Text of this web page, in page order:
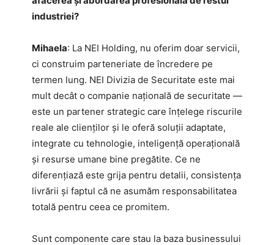
industriei?
Mihaela: La NEI Holding, nu oferim doar servicii,
ci construim parteneriate de încredere pe
termen lung. NEI Divizia de Securitate este mai
mult decât o companie naţională de securitate —
este un partener strategic care înțelege riscurile
reale ale clienților și le oferă soluții adaptate,
integrate cu tehnologie, inteligență operațională
și resurse umane bine pregătite. Ce ne
diferențiază este grija pentru detalii, consistența
livrării și faptul că ne asumăm responsabilitatea
totală pentru ceea ce promitem.
Sunt componente care stau la baza businessului